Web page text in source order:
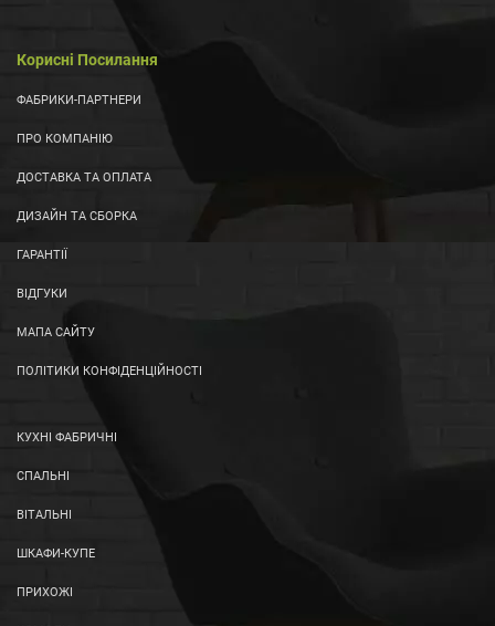
Корисні Посилання
ФАБРИКИ-ПАРТНЕРИ
ПРО КОМПАНІЮ
ДОСТАВКА ТА ОПЛАТА
ДИЗАЙН ТА СБОРКА
ГАРАНТІЇ
ВІДГУКИ
МАПА САЙТУ
ПОЛІТИКИ КОНФІДЕНЦІЙНОСТІ
КУХНІ ФАБРИЧНІ
СПАЛЬНІ
ВІТАЛЬНІ
ШКАФИ-КУПЕ
ПРИХОЖІ